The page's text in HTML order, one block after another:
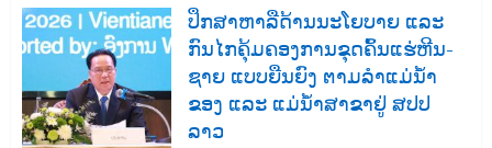
ປຶກສາຫາລືດ້ານນະໂຍບາຍ ແລະ
ກົນໄກຄຸ້ມຄອງການຂຸດຄົ້ນແຮ່ຫີນ-
ຊາຍ ແບບຍືນຍົງ ຕາມລຳແມ່ນໍ້າ
ຂອງ ແລະ ແມ່ນໍ້າສາຂາຢູ່ ສປປ
ລາວ